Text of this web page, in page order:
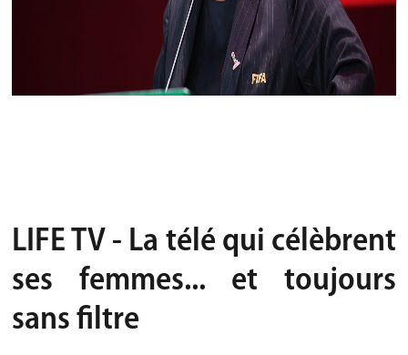
LIFE TV - La télé qui célèbrent
ses femmes... et toujours
sans filtre